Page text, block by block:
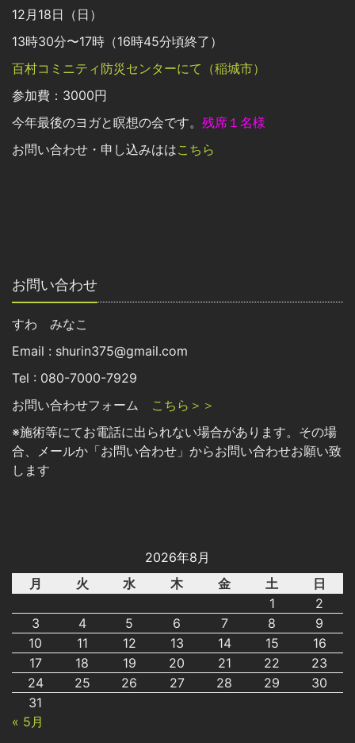
12月18日（日）
13時30分〜17時（16時45分頃終了）
百村コミニティ防災センターにて（稲城市）
参加費：3000円
今年最後のヨガと瞑想の会です。 残席１名様
お問い合わせ・申し込みははこちら
お問い合わせ
すわ みなこ
Email : shurin375@gmail.com
Tel : 080-7000-7929
お問い合わせフォーム こちら＞＞
※施術等にてお電話に出られない場合があります。その場
合、メールか「お問い合わせ」からお問い合わせお願い致
します
2026年8月
月
火 水 木 金 土
日
1
2
3
4 5 6 7 8
9
10
11 12 13 14 15
16
17
18 19 20 21 22
23
24
25 26 27 28 29
30
31
« 5月